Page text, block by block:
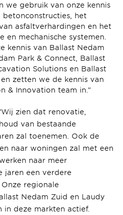
we gebruik van onze kennis
het
asfaltverhardingen en het
en mechanische systemen.
kennis van Ballast Nedam
Park & ​​Connect, Ballast
Solutions en Ballast
zetten we de kennis van
& Innovation team in.”
zien dat renovatie,
van bestaande
zal toenemen. Ook de
naar woningen zal met een
naar meer
jaren een verdere
regionale
Nedam Zuid en Laudy
in deze markten actief.